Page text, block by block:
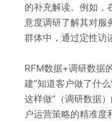
的补充解读。例如，
意度调研了解其对服
群体中，通过定性访
RFM数据+调研数据
建”知道客户做了什
这样做”（调研数据
户运营策略的精准度